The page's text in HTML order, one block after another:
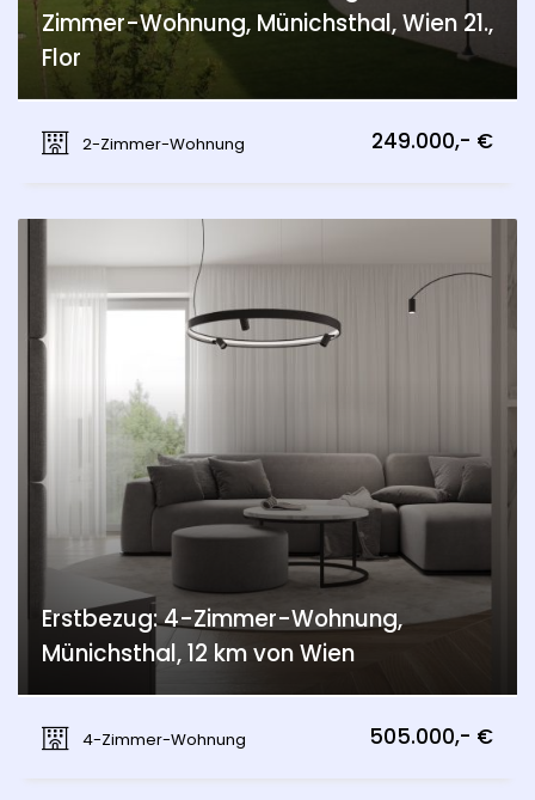
Zimmer-Wohnung, Münichsthal, Wien 21.,
Flor
2-Zimmer-Wohnung
249.000,- €
Erstbezug: 4-Zimmer-Wohnung,
Münichsthal, 12 km von Wien
4-Zimmer-Wohnung
505.000,- €